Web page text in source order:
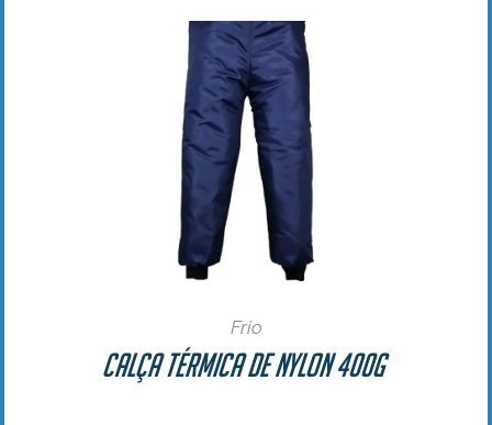
Frio
Calça Térmica de Nylon 400g